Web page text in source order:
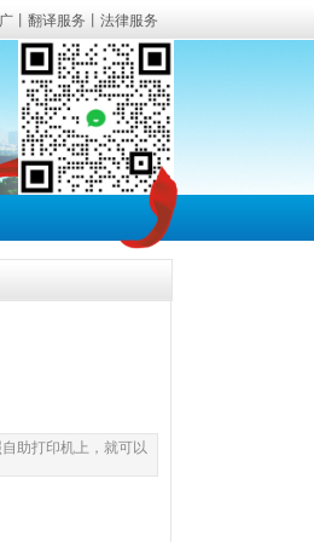
丨翻译服务丨法律服务
崇州、简阳、金堂、大
助打印机上，就可以